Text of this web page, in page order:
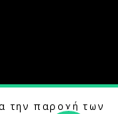
την παροχή των